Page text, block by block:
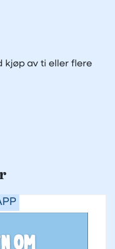
kjøp av ti eller flere